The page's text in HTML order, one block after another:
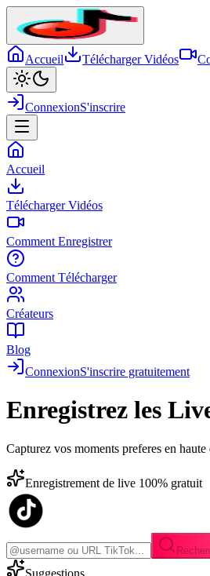
Accueil Télécharger Vidéos
ConnexionS'inscrire
Accueil
Télécharger Vidéos
Comment Enregistrer
Comment Télécharger
Créateurs
Blog
ConnexionS'inscrire gratuitement
Enregistrez les
Capturez vos moments preferes en
Enregistrement de live 100% gratuit
Suggestions